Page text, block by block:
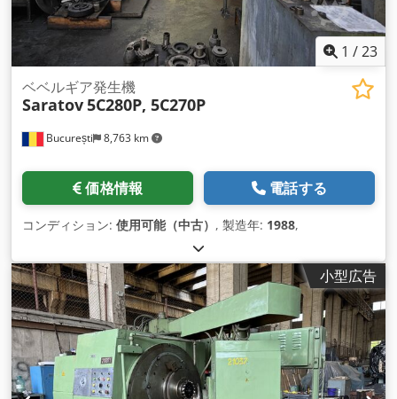
1 /23
București 8,763 km
ベベルギア発生機
Saratov5C280P, 5C270P
価格情報 電話する
コンディション: 使用可能（中古） , 製造年: 1988,
小型広告